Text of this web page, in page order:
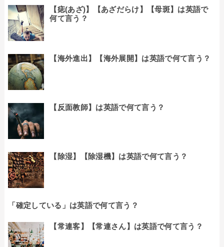
【痣(あざ)】【あざだらけ】【母斑】は英語で
何て言う？
【海外進出】【海外展開】は英語で何て言う？
【反面教師】は英語で何て言う？
【除湿】【除湿機】は英語で何て言う？
「確定している」は英語で何て言う？
【常連客】【常連さん】は英語で何て言う？